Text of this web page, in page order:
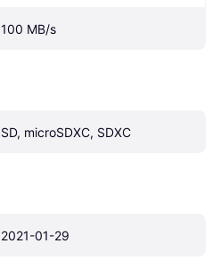
100 MB/s
SD, microSDXC, SDXC
2021-01-29